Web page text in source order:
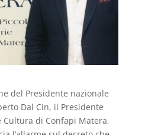
del Presidente nazionale
Dal Cin, il Presidente
Cultura di Confapi Matera,